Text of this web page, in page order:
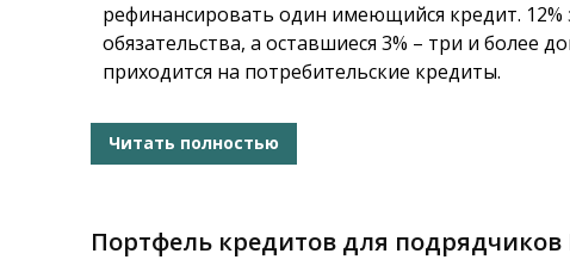
рефинансировать один имеющийся кредит.
обязательства, а оставшиеся 3% – три и более
приходится на потребительские кредиты.
Читать полностью
Портфель кредитов для